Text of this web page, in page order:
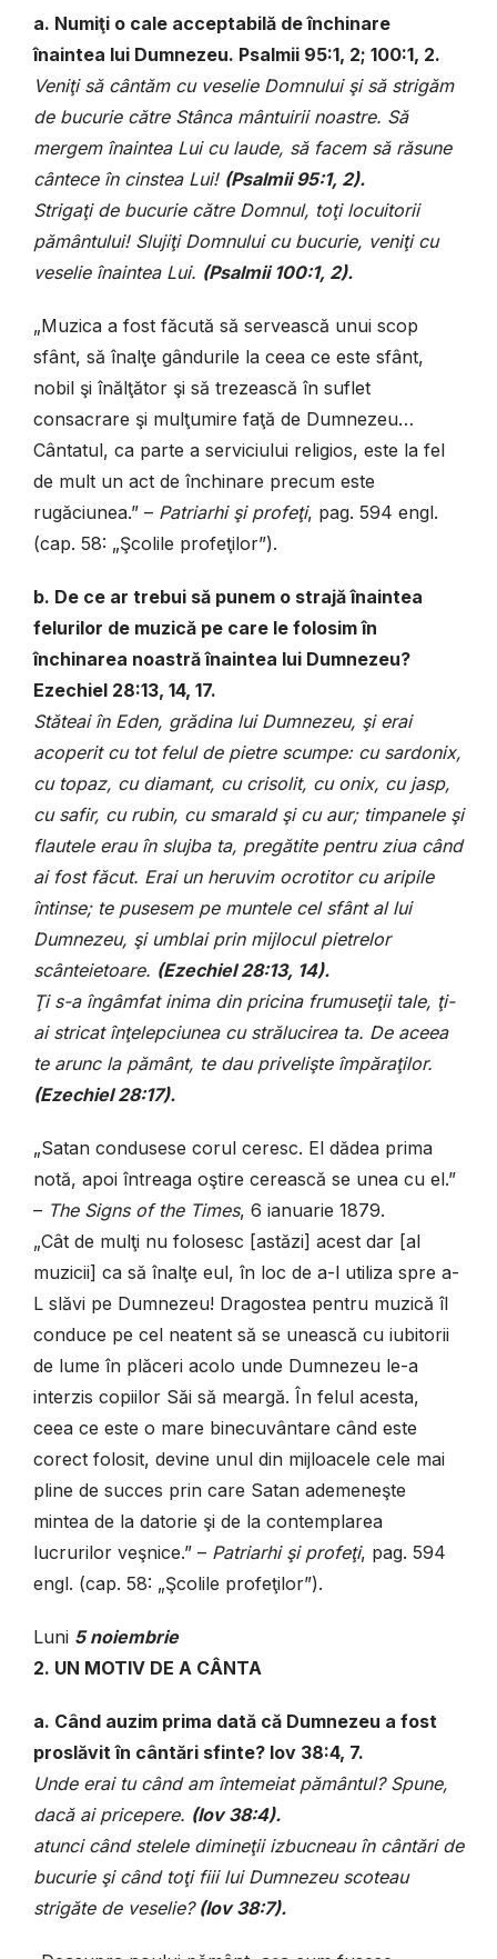
a. Numiţi o cale acceptabilă de închinare
înaintea lui Dumnezeu. Psalmii 95:1, 2; 100:1, 2.
Veniţi să cântăm cu veselie Domnului şi să strigăm
de bucurie către Stânca mântuirii noastre. Să
mergem înaintea Lui cu laude, să facem să răsune
cântece în cinstea Lui! (Psalmii 95:1, 2).
Strigaţi de bucurie către Domnul, toţi locuitorii
pământului! Slujiţi Domnului cu bucurie, veniţi cu
veselie înaintea Lui. (Psalmii 100:1, 2).
„Muzica a fost făcută să servească unui scop
sfânt, să înalţe gândurile la ceea ce este sfânt,
nobil şi înălţător şi să trezească în suflet
consacrare şi mulţumire faţă de Dumnezeu…
Cântatul, ca parte a serviciului religios, este la fel
de mult un act de închinare precum este
rugăciunea.” – Patriarhi şi profeţi, pag. 594 engl.
(cap. 58: „Şcolile profeţilor”).
b. De ce ar trebui să punem o strajă înaintea
felurilor de muzică pe care le folosim în
închinarea noastră înaintea lui Dumnezeu?
Ezechiel 28:13, 14, 17.
Stăteai în Eden, grădina lui Dumnezeu, şi erai
acoperit cu tot felul de pietre scumpe: cu sardonix,
cu topaz, cu diamant, cu crisolit, cu onix, cu jasp,
cu safir, cu rubin, cu smarald şi cu aur; timpanele şi
flautele erau în slujba ta, pregătite pentru ziua când
ai fost făcut. Erai un heruvim ocrotitor cu aripile
întinse; te pusesem pe muntele cel sfânt al lui
Dumnezeu, şi umblai prin mijlocul pietrelor
scânteietoare. (Ezechiel 28:13, 14).
Ţi s-a îngâmfat inima din pricina frumuseţii tale, ţi-
ai stricat înţelepciunea cu strălucirea ta. De aceea
te arunc la pământ, te dau privelişte împăraţilor.
(Ezechiel 28:17).
„Satan condusese corul ceresc. El dădea prima
notă, apoi întreaga oştire cerească se unea cu el.”
– The Signs of the Times, 6 ianuarie 1879.
„Cât de mulţi nu folosesc [astăzi] acest dar [al
muzicii] ca să înalţe eul, în loc de a-l utiliza spre a-
L slăvi pe Dumnezeu! Dragostea pentru muzică îl
conduce pe cel neatent să se unească cu iubitorii
de lume în plăceri acolo unde Dumnezeu le-a
interzis copiilor Săi să meargă. În felul acesta,
ceea ce este o mare binecuvântare când este
corect folosit, devine unul din mijloacele cele mai
pline de succes prin care Satan ademeneşte
mintea de la datorie şi de la contemplarea
lucrurilor veşnice.” – Patriarhi şi profeţi, pag. 594
engl. (cap. 58: „Şcolile profeţilor”).
Luni 5 noiembrie
2. UN MOTIV DE A CÂNTA
a. Când auzim prima dată că Dumnezeu a fost
proslăvit în cântări sfinte? Iov 38:4, 7.
Unde erai tu când am întemeiat pământul? Spune,
dacă ai pricepere. (Iov 38:4).
atunci când stelele dimineţii izbucneau în cântări de
bucurie şi când toţi fiii lui Dumnezeu scoteau
strigăte de veselie?(Iov 38:7).